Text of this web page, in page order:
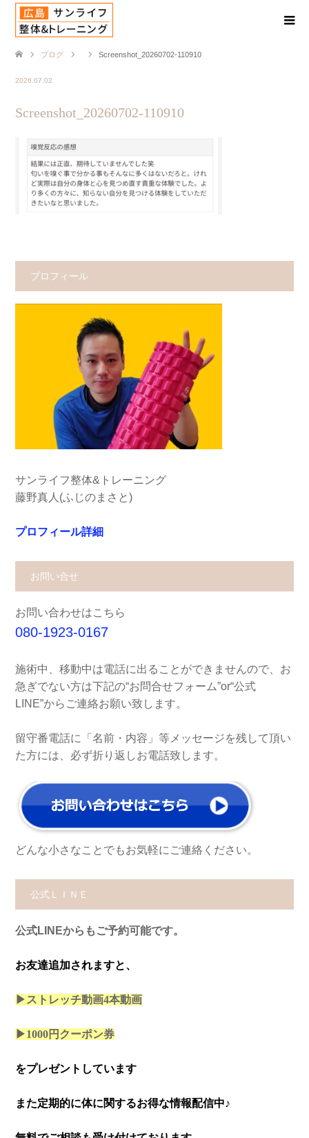
ブログ Screenshot_20260702-110910
2026.07.02
Screenshot_20260702-110910
プロフィール
サンライフ整体&トレーニング
藤野真人(ふじのまさと)
プロフィール詳細
お問い合せ
お問い合わせはこちら
080-1923-0167
施術中、移動中は電話に出ることができませんので、お
急ぎでない方は下記の“お問合せフォーム”or“公式
LINE”からご連絡お願い致します。
留守番電話に「名前・内容」等メッセージを残して頂い
た方には、必ず折り返しお電話致します。
どんな小さなことでもお気軽にご連絡ください。
公式ＬＩＮＥ
公式LINEからもご予約可能です。
お友達追加されますと、
▶ストレッチ動画4本動画
▶1000円クーポン券
をプレゼントしています
また定期的に体に関するお得な情報配信中♪